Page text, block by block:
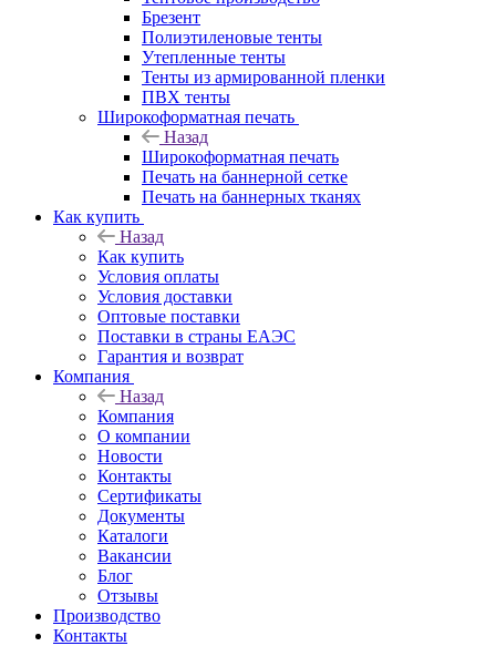
Брезент
Полиэтиленовые тенты
Утепленные тенты
Тенты из армированной пленки
ПВХ тенты
Широкоформатная печать
Назад
Широкоформатная печать
Печать на баннерной сетке
Печать на баннерных тканях
Как купить
Назад
Как купить
Условия оплаты
Условия доставки
Оптовые поставки
Поставки в страны ЕАЭС
Гарантия и возврат
Компания
Назад
Компания
О компании
Новости
Контакты
Сертификаты
Документы
Каталоги
Вакансии
Блог
Отзывы
Производство
Контакты